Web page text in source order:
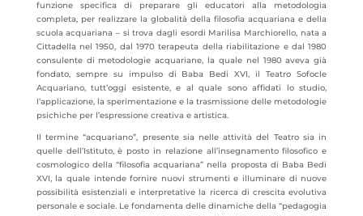
funzione specifica di preparare gli educatori alla metodologia
completa, per realizzare la globalità della filosofia acquariana e della
scuola acquariana – si trova dagli esordi Marilisa Marchiorello, nata a
Cittadella nel 1950, dal 1970 terapeuta della riabilitazione e dal 1980
consulente di metodologie acquariane, la quale nel 1980 aveva già
fondato, sempre su impulso di Baba Bedi XVI, il Teatro Sofocle
Acquariano, tutt’oggi esistente, e al quale sono affidati lo studio,
l’applicazione, la sperimentazione e la trasmissione delle metodologie
psichiche per l’espressione creativa e artistica.
Il termine “acquariano”, presente sia nelle attività del Teatro sia in
quelle dell’Istituto, è posto in relazione all’insegnamento filosofico e
cosmologico della “filosofia acquariana” nella proposta di Baba Bedi
XVI, la quale intende fornire nuovi strumenti e illuminare di nuove
possibilità esistenziali e interpretative la ricerca di crescita evolutiva
personale e sociale. Le fondamenta delle dinamiche della “pedagogia